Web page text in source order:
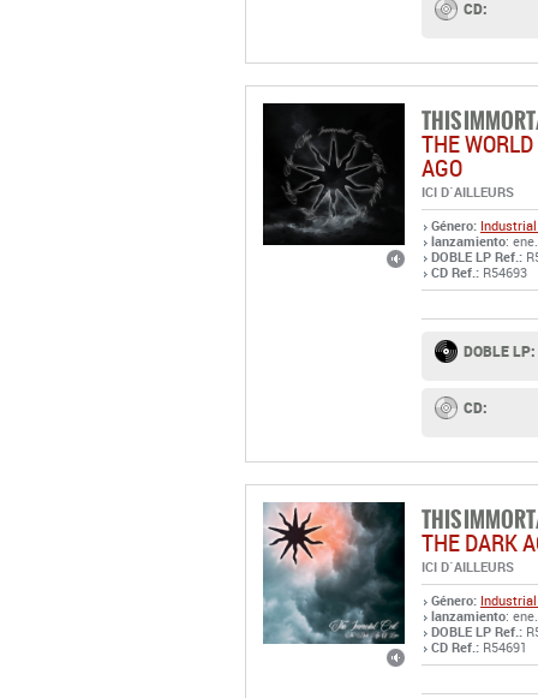
CD:
THIS
THE
AGO
ICI D´AILLEURS
Género:
lanzamiento:
DOBLE LP Ref.:
CD Ref.: R54693
DOBLE LP:
CD:
THIS
THE DARK
ICI D´AILLEURS
Género:
lanzamiento:
DOBLE LP Ref.:
CD Ref.: R54691